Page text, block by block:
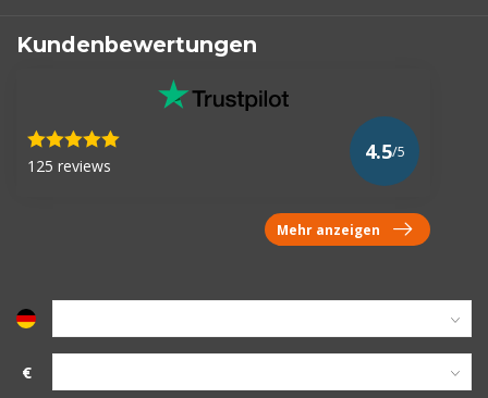
Kundenbewertungen
125 reviews
4.5/5
Mehr anzeigen
€